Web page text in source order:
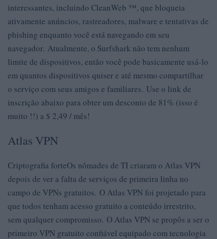
interessantes, incluindo CleanWeb ™, que bloqueia
ativamente anúncios, rastreadores, malware e tentativas de
phishing enquanto você está navegando em seu
navegador. Atualmente, o Surfshark não tem nenhum
limite de dispositivos, então você pode basicamente usá-lo
em quantos dispositivos quiser e até mesmo compartilhar
o serviço com seus amigos e familiares. Use o link de
inscrição abaixo para obter um desconto de 81% (isso é
muito !!) a $ 2,49 / mês!
Atlas VPN
Criptografia forteOs nômades de TI criaram o Atlas VPN
depois de ver a falta de serviços de primeira linha no
campo de VPNs gratuitos. O Atlas VPN foi projetado para
que todos tenham acesso gratuito a conteúdo irrestrito,
sem qualquer compromisso. O Atlas VPN se propôs a ser o
primeiro VPN gratuito confiável equipado com tecnologia